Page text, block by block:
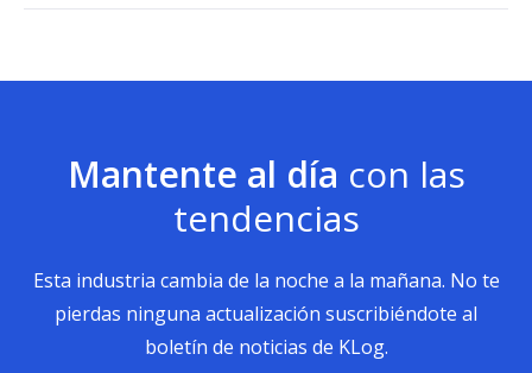
Mantente al día con las
tendencias
Esta industria cambia de la noche a la mañana. No te
pierdas ninguna actualización suscribiéndote al
boletín de noticias de KLog.